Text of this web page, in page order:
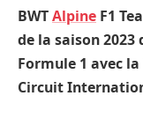
BWTAlpine F1
de la saison
Formule 1 avec
Circuit